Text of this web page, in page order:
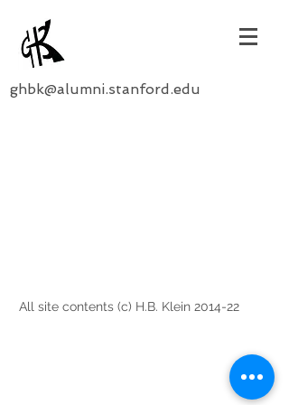
ghbk@alumni.stanford.edu
All site contents (c) H.B. Klein 2014-22